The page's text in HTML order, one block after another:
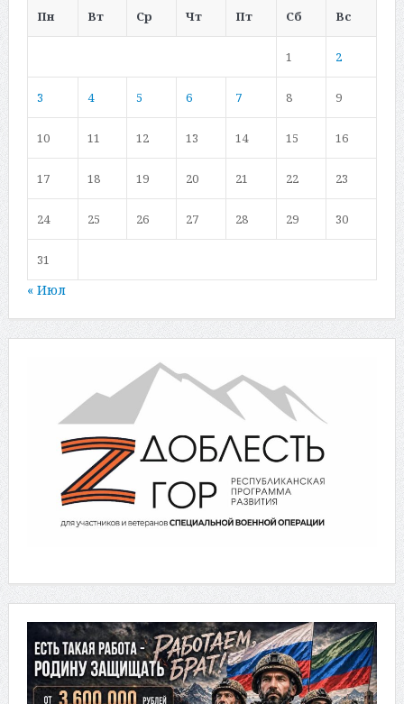
Пн
Вт Ср Чт Пт Сб Вс
1 2
3 4 5 6 7 8 9
10 11 12 13 14 15 16
17 18 19 20 21 22 23
24 25 26 27 28 29 30
31
« Июл